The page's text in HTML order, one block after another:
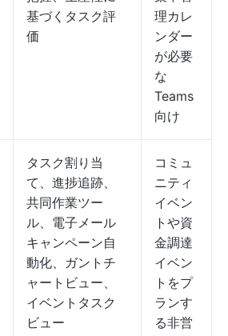
基づくタスク評
価
理カレ
ンダー
が必要
な
Teams
向け
タスク割り当
て、進捗追跡、
共同作業ツー
ル、電子メール
キャンペーン自
動化、ガントチ
ャートビュー、
イベントタスク
ビュー
コミュ
ニティ
イベン
トや資
金調達
イベン
トをプ
ランす
る非営